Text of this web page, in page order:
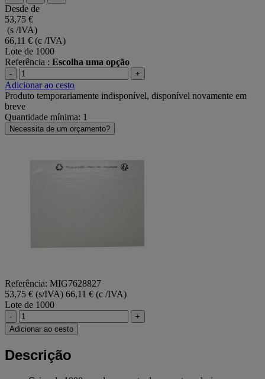
Desde de
53,75 €
(s /IVA)
66,11 € (c /IVA)
Lote de 1000
Referência : Escolha uma opção
- +
Adicionar ao cesto
Produto temporariamente indisponível, disponível novamente em
breve
Quantidade mínima: 1
Necessita de um orçamento?
Referência: MIG7628827
53,75 € (s/IVA) 66,11 € (c /IVA)
Lote de 1000
-
+
Adicionar ao cesto
Descrição